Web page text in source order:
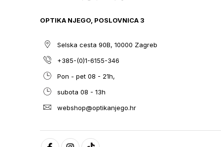
OPTIKA NJEGO, POSLOVNICA 3
Selska cesta 90B, 10000 Zagreb
+385-(0)1-6155-346
Pon - pet 08 - 21h,
subota 08 - 13h
webshop@optikanjego.hr